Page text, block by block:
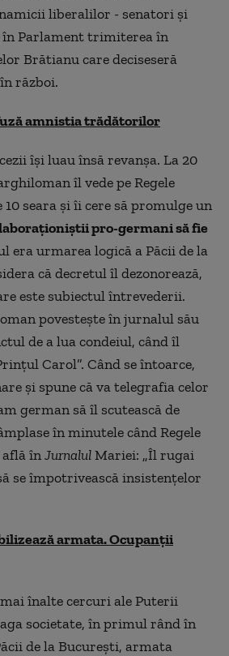
liberalilor - senatori şi
Parlament trimiterea în
Brătianu care deciseseră
război.
amnistia trădătorilor
îşi luau însă revanşa. La 20
îl vede pe Regele
seara şi îi cere să promulge un
pro-germani să fie
era urmarea logică a Păcii de la
că decretul îl dezonorează,
este subiectul întrevederii.
povesteşte în jurnalul său
de a lua condeiul, când îl
Carol”. Când se întoarce,
şi spune că va telegrafia celor
german să îl scutească de
în minutele când Regele
înJurnalulMariei: „Îl rugai
se împotrivească insistenţelor
armata. Ocupanții
înalte cercuri ale Puterii
societate, în primul rând în
de la Bucureşti, armata